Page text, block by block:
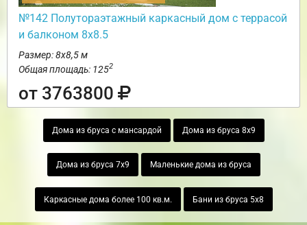
№142 Полутораэтажный каркасный дом с террасой
и балконом 8х8.5
Размер: 8х8,5 м
Общая площадь: 1252
от 3763800
Дома из бруса с мансардой Дома из бруса 8х9
Дома из бруса 7х9 Маленькие дома из бруса
Каркасные дома более 100 кв.м. Бани из бруса 5х8